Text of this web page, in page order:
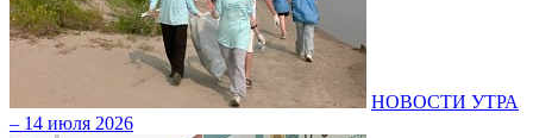
НОВОСТИ УТРА
– 14 июля 2026